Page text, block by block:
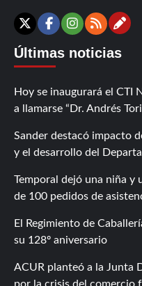
X Facebook
RSS
Últimas noticias
Hoy se inaugurará el CTI
a llamarse “Dr. Andrés
Sander destacó impacto
y el desarrollo del
Temporal dejó una niña y
de 100 pedidos de
El Regimiento de
su 128º aniversario
ACUR planteó a la Junta
por la crisis del comercio